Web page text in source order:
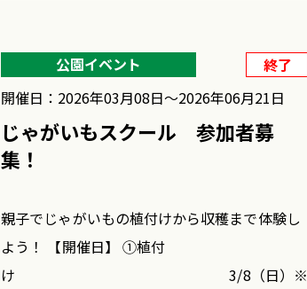
公園イベント
終了
開催日：2026年03月08日〜2026年06月21日
じゃがいもスクール 参加者募
集！
親子でじゃがいもの植付けから収穫まで体験し
よう！ 【開催日】 ①植付
け 3/8（日）※